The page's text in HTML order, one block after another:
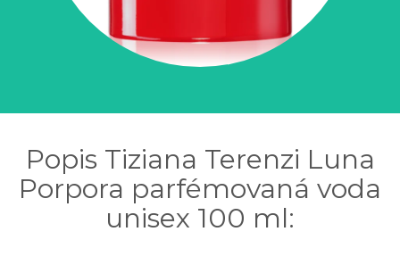
Popis Tiziana Terenzi Luna
Porpora parfémovaná voda
unisex 100 ml: